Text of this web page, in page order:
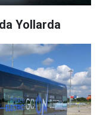
Yollarda